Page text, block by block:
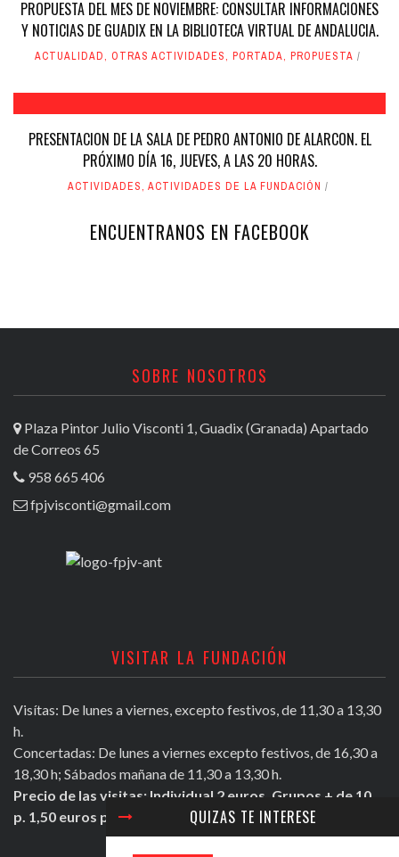
PROPUESTA DEL MES DE NOVIEMBRE: CONSULTAR INFORMACIONES
Y NOTICIAS DE GUADIX EN LA BIBLIOTECA VIRTUAL DE ANDALUCIA.
ACTUALIDAD, OTRAS ACTIVIDADES, PORTADA, PROPUESTA
PRESENTACION DE LA SALA DE PEDRO ANTONIO DE ALARCON. EL
PRÓXIMO DÍA 16, JUEVES, A LAS 20 HORAS.
ACTIVIDADES, ACTIVIDADES DE LA FUNDACIÓN
QUIZAS TE INTERESE
ENCUENTRANOS EN FACEBOOK
SOBRE NOSOTROS
Plaza Pintor Julio Visconti 1, Guadix (Granada) Apartado
de Correos 65
958 665 406
fpjvisconti@gmail.com
VISITAR LA FUNDACIÓN
Visítas: De lunes a viernes, excepto festivos, de 11,30 a 13,30
h.
Concertadas: De lunes a viernes excepto festivos, de 16,30 a
18,30 h; Sábados mañana de 11,30 a 13,30 h.
Precio de las visitas: Individual 2 euros. Grupos + de 10
p. 1,50 euros persona.